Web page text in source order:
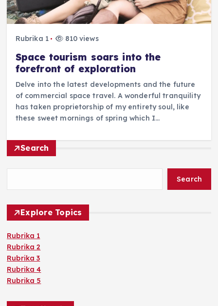
Rubrika 1 810 views
Space tourism soars into the
forefront of exploration
Delve into the latest developments and the future
of commercial space travel. A wonderful tranquility
has taken proprietorship of my entirety soul, like
these sweet mornings of spring which I…
Search
Search
Explore Topics
Rubrika 1
Rubrika 2
Rubrika 3
Rubrika 4
Rubrika 5